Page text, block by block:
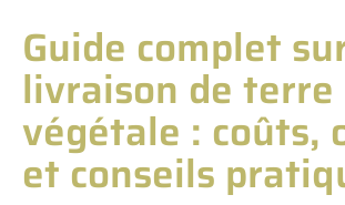
Guide complet
livraison de terre
végétale : coûts,
et conseils